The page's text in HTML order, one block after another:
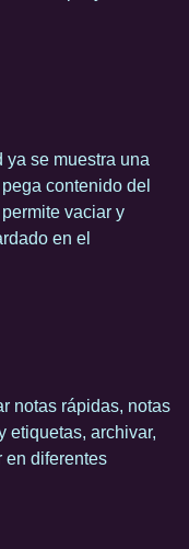
ya se muestra una
contenido del
vaciar y
en el
notas rápidas, notas
etiquetas, archivar,
en diferentes